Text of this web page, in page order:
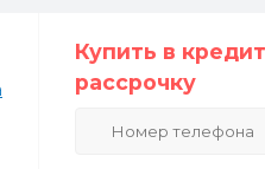
Купить в
рассрочку